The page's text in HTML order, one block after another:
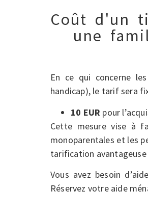
Coût d'un
une
En ce qui concerne
handicap), le tarif sera
10 EUR pour
Cette mesure vise à
monoparentales et les
tarification
Vous avez besoin
Réservez votre aide